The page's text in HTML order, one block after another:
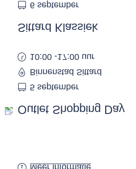
Outlet Shopping Day
5 september
Binnenstad Sittard
10:00 -17:00 uur
Sittard Klassiek
6 september